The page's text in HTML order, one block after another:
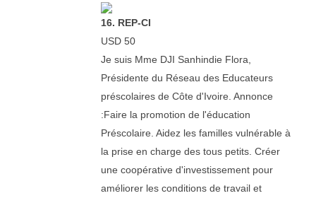
16. REP-CI
USD 50
Je suis Mme DJI Sanhindie Flora,
Présidente du Réseau des Educateurs
préscolaires de Côte d'Ivoire. Annonce
:Faire la promotion de l'éducation
Préscolaire. Aidez les familles vulnérable à
la prise en charge des tous petits. Créer
une coopérative d'investissement pour
améliorer les conditions de travail et